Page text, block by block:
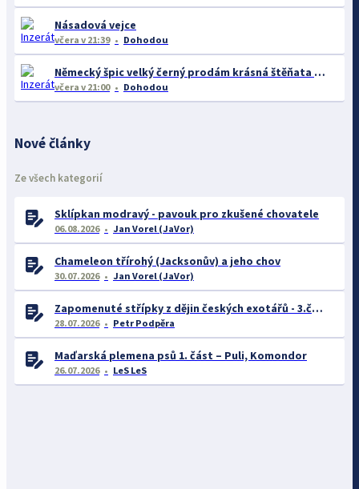
Násadová vejce
včera v 21:39 Dohodou
Německý špic velký černý prodám krásná štěňata s PP - rarita
včera v 21:00 Dohodou
Nové články
Ze všech kategorií
Sklípkan modravý - pavouk pro zkušené chovatele
06.08.2026 Jan Vorel (JaVor)
Chameleon třírohý (Jacksonův) a jeho chov
30.07.2026 Jan Vorel (JaVor)
Zapomenuté střípky z dějin českých exotářů - 3.část
28.07.2026 Petr Podpěra
Maďarská plemena psů 1. část – Puli, Komondor
26.07.2026 LeS LeS